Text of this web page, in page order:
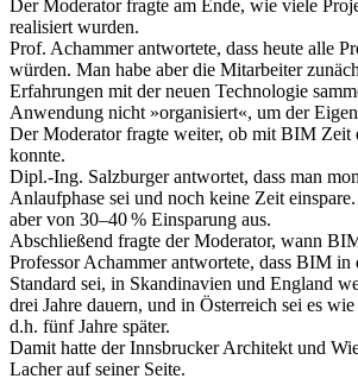
Der Moderator fragte am Ende, wie viele
realisiert wurden.
Prof. Achammer antwortete, dass heute alle
würden. Man habe aber die Mitarbeiter
Erfahrungen mit der neuen Technologie
Anwendung nicht »organisiert«, um der
Der Moderator fragte weiter, ob mit BIM Zeit
konnte.
Dipl.-Ing. Salzburger antwortet, dass man
Anlaufphase sei und noch keine Zeit
aber von 30–40 % Einsparung aus.
Abschließend fragte der Moderator, wann
Professor Achammer antwortete, dass BIM in
Standard sei, in Skandinavien und England
drei Jahre dauern, und in Österreich sei es
d.h. fünf Jahre später.
Damit hatte der Innsbrucker Architekt und
Lacher auf seiner Seite.